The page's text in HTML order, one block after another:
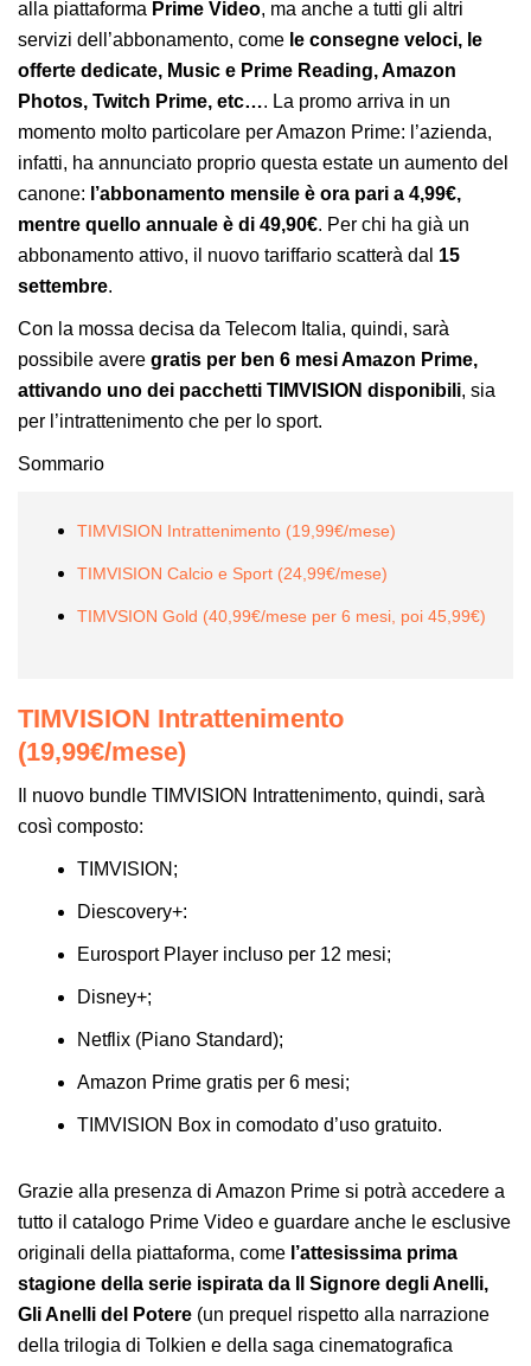
alla piattaforma Prime Video, ma anche a tutti gli altri
servizi dell’abbonamento, come le consegne veloci, le
offerte dedicate, Music e Prime Reading, Amazon
Photos, Twitch Prime, etc…. La promo arriva in un
momento molto particolare per Amazon Prime: l’azienda,
infatti, ha annunciato proprio questa estate un aumento del
canone: l’abbonamento mensile è ora pari a 4,99€,
mentre quello annuale è di 49,90€. Per chi ha già un
abbonamento attivo, il nuovo tariffario scatterà dal 15
settembre.
Con la mossa decisa da Telecom Italia, quindi, sarà
possibile avere gratis per ben 6 mesi Amazon Prime,
attivando uno dei pacchetti TIMVISION disponibili, sia
per l’intrattenimento che per lo sport.
Sommario
TIMVISION Intrattenimento (19,99€/mese)
TIMVISION Calcio e Sport (24,99€/mese)
TIMVSION Gold (40,99€/mese per 6 mesi, poi 45,99€)
TIMVISION Intrattenimento
(19,99€/mese)
Il nuovo bundle TIMVISION Intrattenimento, quindi, sarà
così composto:
TIMVISION;
Diescovery+:
Eurosport Player incluso per 12 mesi;
Disney+;
Netflix (Piano Standard);
Amazon Prime gratis per 6 mesi;
TIMVISION Box in comodato d’uso gratuito.
Grazie alla presenza di Amazon Prime si potrà accedere a
tutto il catalogo Prime Video e guardare anche le esclusive
originali della piattaforma, come l’attesissima prima
stagione della serie ispirata da Il Signore degli Anelli,
Gli Anelli del Potere (un prequel rispetto alla narrazione
della trilogia di Tolkien e della saga cinematografica